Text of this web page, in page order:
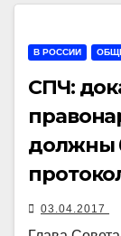
В РОССИИ
СПЧ:
должны
03.04.2017